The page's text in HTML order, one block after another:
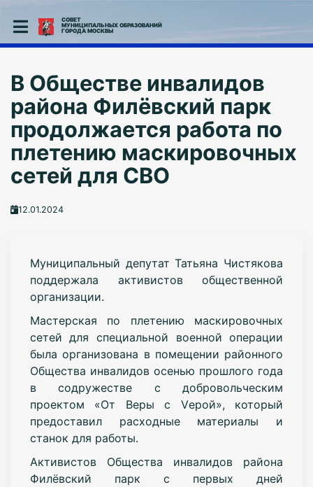
СОВЕТ
МУНИЦИПАЛЬНЫХ ОБРАЗОВАНИЙ
ГОРОДА МОСКВЫ
В Обществе инвалидов
района Филёвский парк
продолжается работа по
плетению маскировочных
сетей для СВО
12.01.2024
Муниципальный депутат Татьяна Чистякова
поддержала активистов общественной
организации.
Мастерская по плетению маскировочных
сетей для специальной военной операции
была организована в помещении районного
Общества инвалидов осенью прошлого года
в содружестве с добровольческим
проектом «От Веры с Vерой», который
предоставил расходные материалы и
станок для работы.
Активистов Общества инвалидов района
Филёвский парк с первых дней